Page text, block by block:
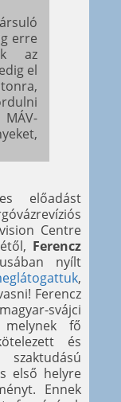
erre
az
el
előadást
Centre
Ferencz
nyílt
,
Ferencz
svájci
fő
és
első helyre
Ennek